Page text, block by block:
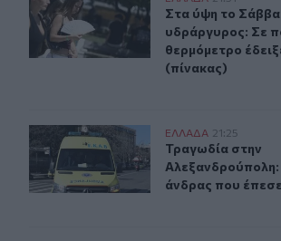
Στα ύψη το
Στα ύψη το
υδράργυρος: Σε
θερμόμετρο
(πίνακας)
Τραγωδία στην Αλεξανδρούπολη:
ΕΛΛAΔΑ 21:25
Τραγωδία στην
Τραγωδία στην
άνδρας που